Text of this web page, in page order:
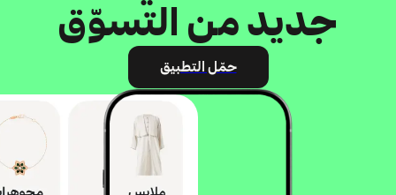
جديد من التسوّق
حمّل التطبيق